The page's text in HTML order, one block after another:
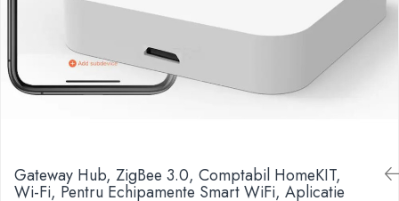
Gateway Hub, ZigBee 3.0, Comptabil HomeKIT,
Wi-Fi, Pentru Echipamente Smart WiFi, Aplicatie